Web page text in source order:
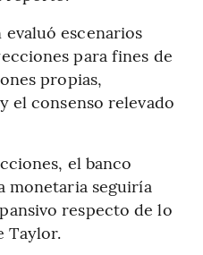
escenarios
para fines de
propias,
el consenso relevado
el banco
monetaria seguiría
respecto de lo
Taylor.